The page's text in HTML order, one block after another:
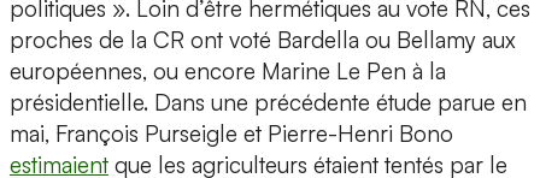
politiques ». Loin d’être hermétiques au vote RN, ces
proches de la CR ont voté Bardella ou Bellamy aux
européennes, ou encore Marine Le Pen à la
présidentielle. Dans une précédente étude parue en
mai, François Purseigle et Pierre-Henri Bono
estimaient que les agriculteurs étaient tentés par le